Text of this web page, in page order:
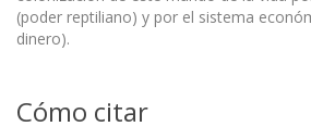
(poder reptiliano) y por el sistema
dinero).
Cómo citar